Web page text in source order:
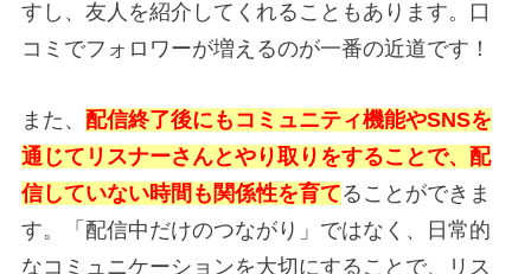
すし、友人を紹介してくれることもあります。口
コミでフォロワーが増えるのが一番の近道です！
また、 配信終了後にもコミュニティ機能やSNSを
通じてリスナーさんとやり取りをすることで、配
信していない時間も関係性を育てることができま
す。「配信中だけのつながり」ではなく、日常的
なコミュニケーションを大切にすることで、リス